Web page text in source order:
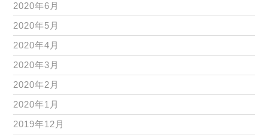
2020年6月
2020年5月
2020年4月
2020年3月
2020年2月
2020年1月
2019年12月